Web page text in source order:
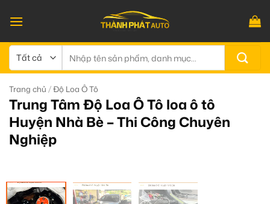
qua
dung
kiếm:
Trang chủ /Độ Loa Ô Tô
Trung Tâm Độ Loa Ô Tô loa ô tô
Huyện Nhà Bè – Thi Công Chuyên
Nghiệp